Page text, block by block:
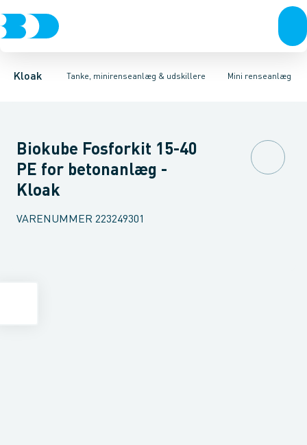
Kloak Tanke, minirenseanlæg & udskillere
Rør & fittingsBrøndeBrøndgodsLinjeafvandingTanke,
Mini renseanlæg
Udskillere Tanke Tilbehør til tankeMini renseanlæg
Anlæg Tilbehør
Biokube Fosforkit 15-40
PE for betonanlæg -
Kloak
VARENUMMER 223249301